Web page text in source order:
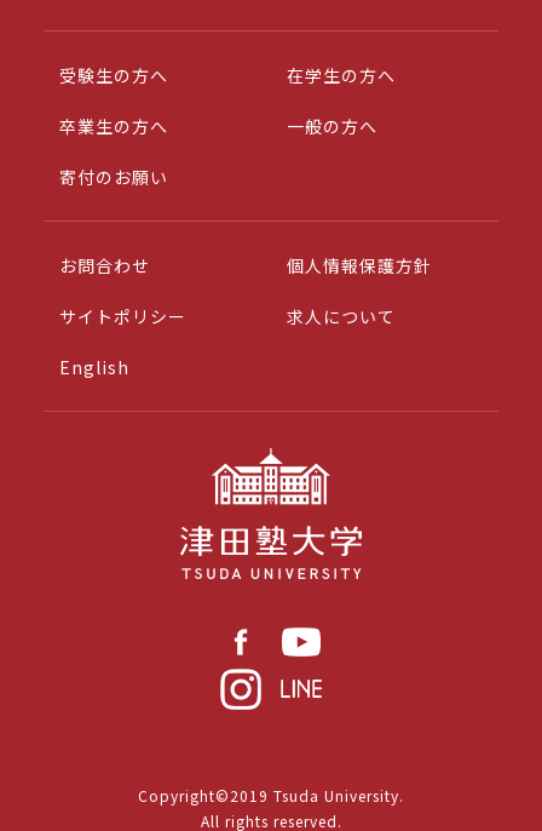
受験生の方へ 在学生の方へ
卒業生の方へ 一般の方へ
寄付のお願い
お問合わせ 個人情報保護方針
サイトポリシー 求人について
English
Copyright©2019 Tsuda University.
All rights reserved.